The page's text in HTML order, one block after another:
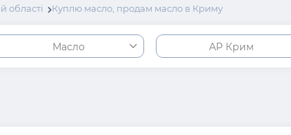
області Куплю масло, продам масло в Криму
Масло АР Крим